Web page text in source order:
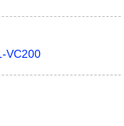
VC200